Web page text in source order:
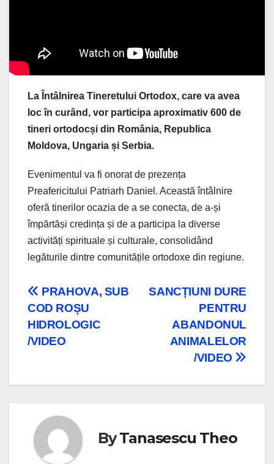
La Întâlnirea Tineretului Ortodox, care va avea
loc în curând, vor participa aproximativ 600 de
tineri ortodocși din România, Republica
Moldova, Ungaria și Serbia.
Evenimentul va fi onorat de prezența
Preafericitului Patriarh Daniel. Această întâlnire
oferă tinerilor ocazia de a se conecta, de a-și
împărtăși credința și de a participa la diverse
activități spirituale și culturale, consolidând
legăturile dintre comunitățile ortodoxe din regiune.
Navigare
în
articole
SANCȚIUNI DURE
PENTRU
ABANDONUL
ANIMALELOR
/VIDEO
PRAHOVA, SUB
COD ROȘU
HIDROLOGIC
/VIDEO
ByTanasescu Theo